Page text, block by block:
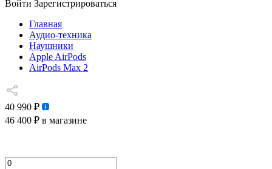
Войти Зарегистрироваться
Главная
Аудио-техника
Наушники
Apple AirPods
AirPods Max 2
40 990 ₽
46 400 ₽ в магазине